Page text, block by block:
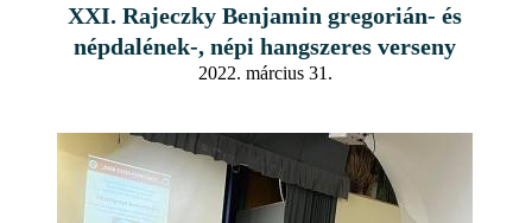
XXI. Rajeczky Benjamin gregorián- és
népdalének-, népi hangszeres verseny
2022. március 31.